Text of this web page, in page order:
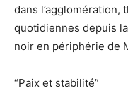
dans l’agglomération,
quotidiennes depuis
noir en périphérie de
“Paix et stabilité”